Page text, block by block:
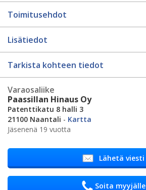
Toimitusehdot
Lisätiedot
Tarkista kohteen tiedot
Varaosaliike
Paassillan Hinaus Oy
Patenttikatu 8 halli 3
21100 Naantali - Kartta
Jäsenenä 19 vuotta
Lähetä viesti
Soita myyjälle